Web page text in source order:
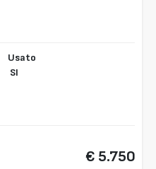
Usato
SI
€ 5.750